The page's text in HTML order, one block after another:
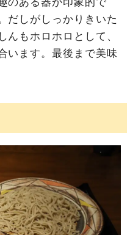
だしがしっかりきいた
んもホロホロとして、
います。最後まで美味